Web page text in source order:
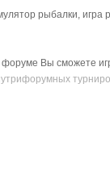
рыбалки, игра
Вы сможете